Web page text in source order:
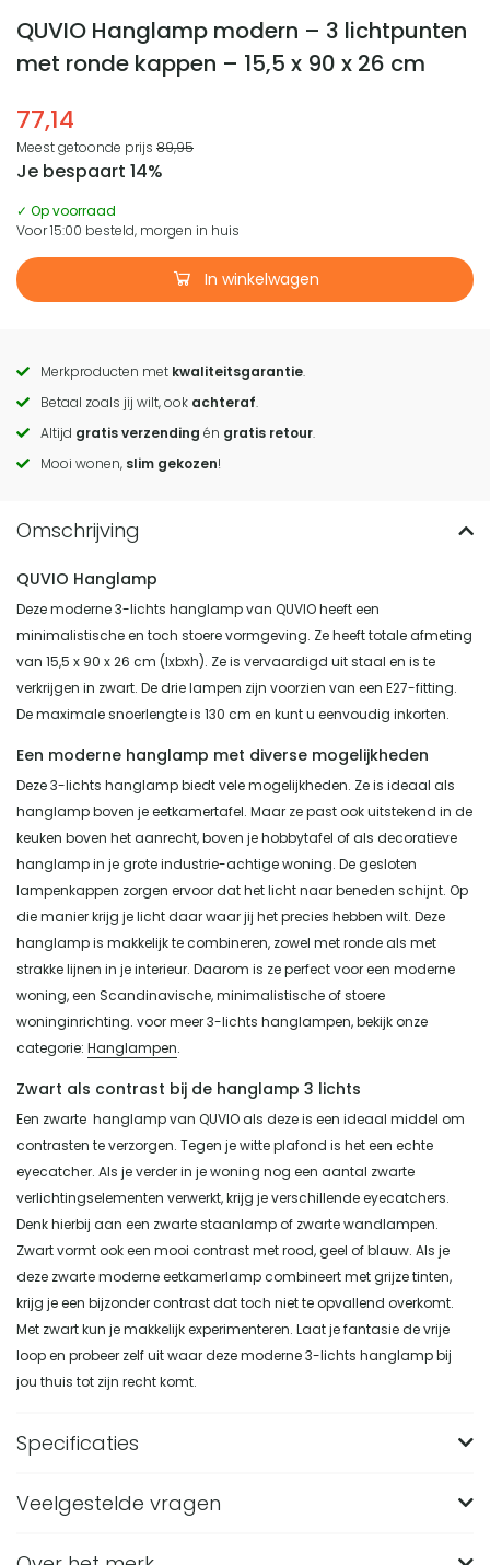
QUVIO Hanglamp modern – 3 lichtpunten
met ronde kappen – 15,5 x 90 x 26 cm
77,14
Meest getoonde prijs 89,95
Je bespaart 14%
✓ Op voorraad
Voor 15:00 besteld, morgen in huis
In winkelwagen
Call
to
actions
Merkproducten met kwaliteitsgarantie.
Betaal zoals jij wilt, ook achteraf.
Altijd gratis verzending én gratis retour.
Mooi wonen, slim gekozen!
QUVIO Hanglamp
Deze moderne 3-lichts hanglamp van QUVIO heeft een
minimalistische en toch stoere vormgeving. Ze heeft totale afmeting
van 15,5 x 90 x 26 cm (lxbxh). Ze is vervaardigd uit staal en is te
verkrijgen in zwart. De drie lampen zijn voorzien van een E27-fitting.
De maximale snoerlengte is 130 cm en kunt u eenvoudig inkorten.
Een moderne hanglamp met diverse mogelijkheden
Deze 3-lichts hanglamp biedt vele mogelijkheden. Ze is ideaal als
hanglamp boven je eetkamertafel. Maar ze past ook uitstekend in de
keuken boven het aanrecht, boven je hobbytafel of als decoratieve
hanglamp in je grote industrie-achtige woning. De gesloten
lampenkappen zorgen ervoor dat het licht naar beneden schijnt. Op
die manier krijg je licht daar waar jij het precies hebben wilt. Deze
hanglamp is makkelijk te combineren, zowel met ronde als met
strakke lijnen in je interieur. Daarom is ze perfect voor een moderne
woning, een Scandinavische, minimalistische of stoere
woninginrichting. voor meer 3-lichts hanglampen, bekijk onze
categorie: Hanglampen.
Zwart als contrast bij de hanglamp 3 lichts
Een zwarte hanglamp van QUVIO als deze is een ideaal middel om
contrasten te verzorgen. Tegen je witte plafond is het een echte
eyecatcher. Als je verder in je woning nog een aantal zwarte
verlichtingselementen verwerkt, krijg je verschillende eyecatchers.
Denk hierbij aan een zwarte staanlamp of zwarte wandlampen.
Zwart vormt ook een mooi contrast met rood, geel of blauw. Als je
deze zwarte moderne eetkamerlamp combineert met grijze tinten,
krijg je een bijzonder contrast dat toch niet te opvallend overkomt.
Met zwart kun je makkelijk experimenteren. Laat je fantasie de vrije
loop en probeer zelf uit waar deze moderne 3-lichts hanglamp bij
jou thuis tot zijn recht komt.
Specificaties
Merk
Veelgestelde vragen